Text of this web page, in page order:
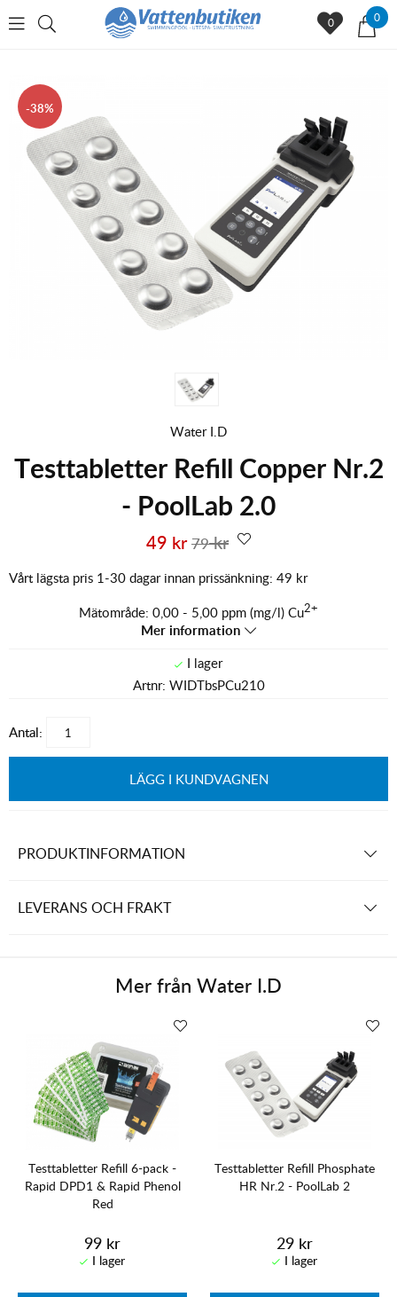
0
0
38
Water I.D
Testtabletter Refill Copper Nr.2
- PoolLab 2.0
79kr
49 kr
Vårt lägsta pris 1-30 dagar innan prissänkning: 49 kr
Mätområde: 0,00 - 5,00 ppm (mg/l) Cu2+
Mer information
Artnr: WIDTbsPCu210
Antal:
LÄGG I KUNDVAGNEN
PRODUKTINFORMATION
LEVERANS OCH FRAKT
Mer från Water I.D
Testtabletter Refill 6-pack -
Rapid DPD1 & Rapid Phenol
Red
99 kr
Testtabletter Refill Phosphate
HR Nr.2 - PoolLab 2
29 kr